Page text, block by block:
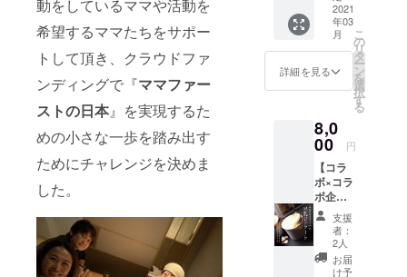
動をしているママや活動を
希望するママたちをサポー
トして頂き、クラウドファ
ンディングで『ママファー
ストの日本』を実現するた
めの小さな一歩を踏み出す
ためにチャレンジを決めま
した。
も大き
く役割
れてる
蜂か
をいた
だきま
しょ
う。 男
性で
も、女
性でも
喜ばれ
る商品
とし
イ」の
ソース
の 元と
伝のオ
リジナ
し、豆
板醤・
甜麺醤
等の王
道中華
調味料
を加え
て仕上
げた、
本格辛
リーサ
イズ）
んより
豊かな
自然に
恵まれ
た 西尾
たて生
乳から
された
「搾り
たて生
乳の
チーズ
セッ
ト」を
お届け
しい”を
コンセ
プト
に、素
材（オ
リジナ
にこだ
わる。
地域に
寄り
添っ
た“焼き
たて食
パン”の
専門店
の『ぱ
んみ
2021
年03
月
詳細を見る
こ
の
リ
タ
ー
ン
を
選
択
す
る
8,0
00 円
【コラ
ボ×コラ
ボ企
画 豆
乳ジェ
ラー
ト】 今
回のク
支援
者：
2人
お届
け予